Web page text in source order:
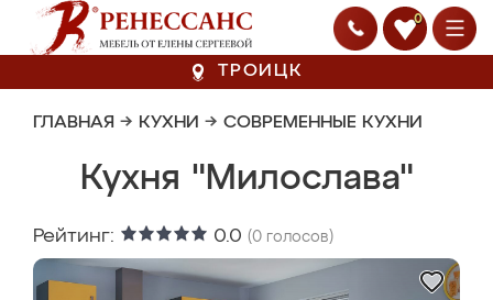
0
ТРОИЦК
ГЛАВНАЯ → КУХНИ → СОВРЕМЕННЫЕ КУХНИ
Кухня "Милослава"
Рейтинг: 0.0 (0 голосов)